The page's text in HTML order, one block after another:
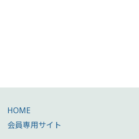
HOME
会員専用サイト